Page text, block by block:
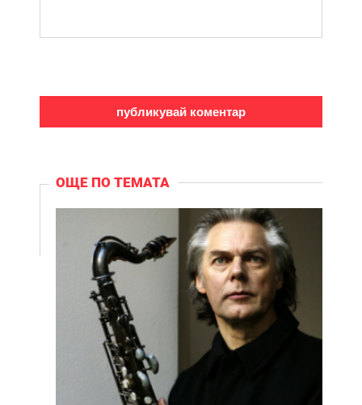
ОЩЕ ПО ТЕМАТА